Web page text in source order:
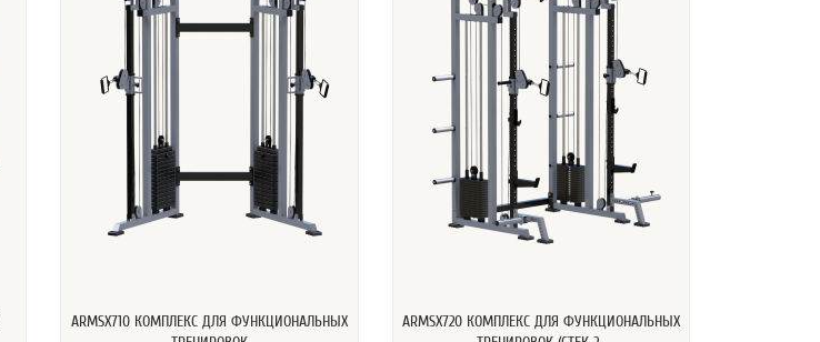
ARMSX710 КОМПЛЕКС ДЛЯ ФУНКЦИОНАЛЬНЫХ
ARMSX720 КОМПЛЕКС ДЛЯ ФУНКЦИОНАЛЬНЫХ